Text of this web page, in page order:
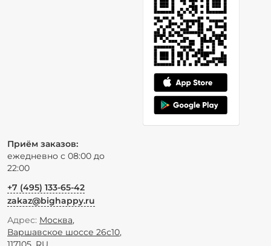
Приём заказов:
ежедневно с 08:00 до
22:00
+7 (495) 133-65-42
zakaz@bighappy.ru
Адрес: Москва,
Варшавское шоссе 26с10,